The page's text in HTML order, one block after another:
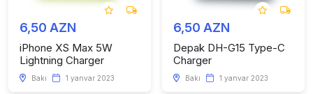
6,50 AZN
iPhone XS Max 5W
Lightning Charger
Bakı 1 yanvar 2023
6,50 AZN
Depak DH-G15 Type-C
Charger
Bakı 1 yanvar 2023